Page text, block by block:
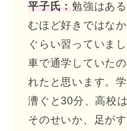
平子氏：勉強はあ
むほど好きではな
ぐらい習っていま
車で通学していた
れたと思います。
漕ぐと30分、高校
そのせいか、足が